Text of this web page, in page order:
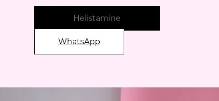
Helistamine
WhatsApp